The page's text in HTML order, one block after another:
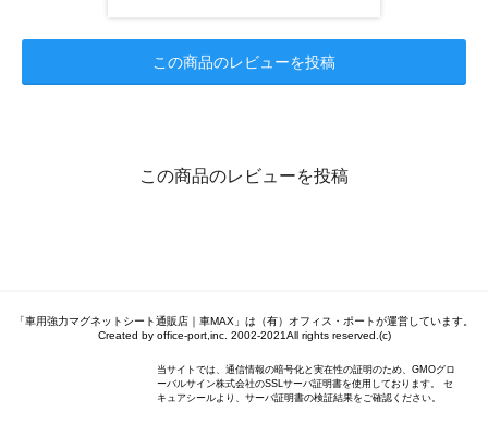
この商品のレビューを投稿
この商品のレビューを投稿
「車用強力マグネットシート通販店｜車MAX」は（有）オフィス・ポートが運営しています。
Created by office-port,inc. 2002-2021All rights reserved.(c)
当サイトでは、通信情報の暗号化と実在性の証明のため、GMOグロ
ーバルサイン株式会社のSSLサーバ証明書を使用しております。 セ
キュアシールより、サーバ証明書の検証結果をご確認ください。